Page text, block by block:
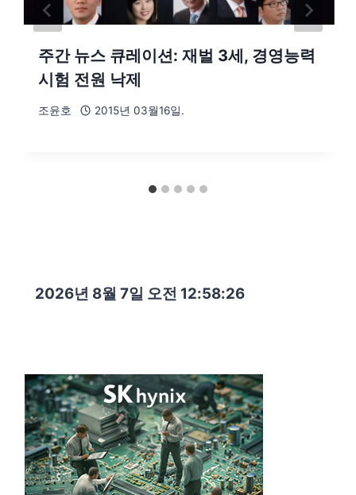
주간 뉴스 큐레이션: 재벌 3세, 경영능력
시험 전원 낙제
조윤호 2015년 03월16일.
2026년 8월 7일 오전 12:58:28